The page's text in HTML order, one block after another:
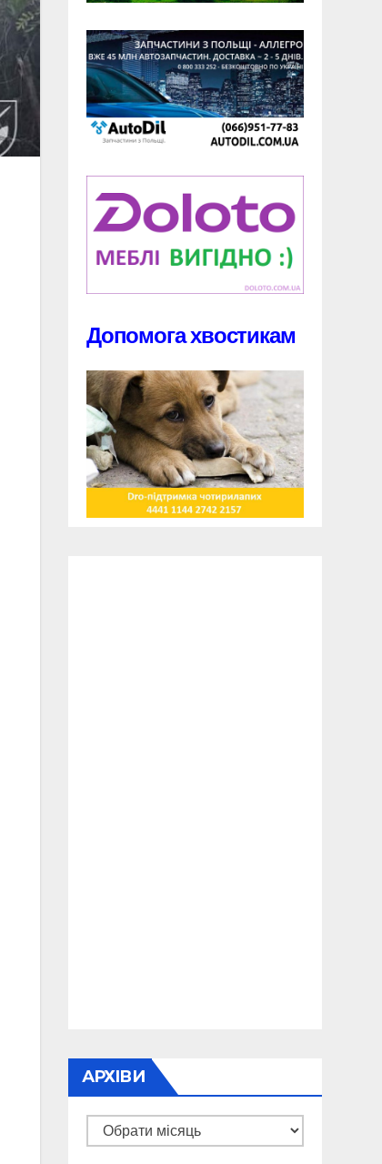
Допомога хвостикам
АРХІВИ
Архіви